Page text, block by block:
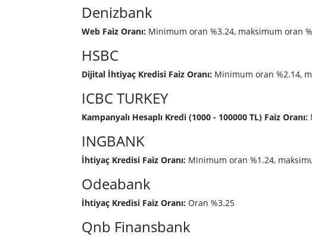
Denizbank
Web Faiz Oranı: Minimum oran %3.24, maksimum oran
HSBC
Dijital İhtiyaç Kredisi Faiz Oranı: Minimum oran %2.14,
ICBC TURKEY
Kampanyalı Hesaplı Kredi (1000 - 100000 TL) Faiz Oranı:
INGBANK
İhtiyaç Kredisi Faiz Oranı: Minimum oran %1.24,
Odeabank
İhtiyaç Kredisi Faiz Oranı: Oran %3.25
Qnb Finansbank